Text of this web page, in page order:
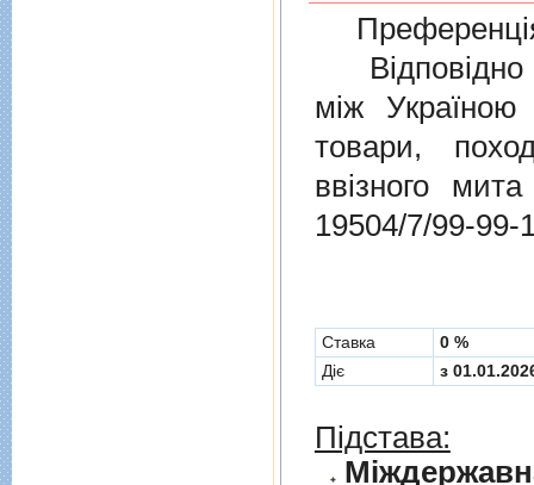
Відповідно
мiж Україною
товари,
ввізного
19504/7/99-99-
Cтавка
0 %
Діє
з
Підстава: